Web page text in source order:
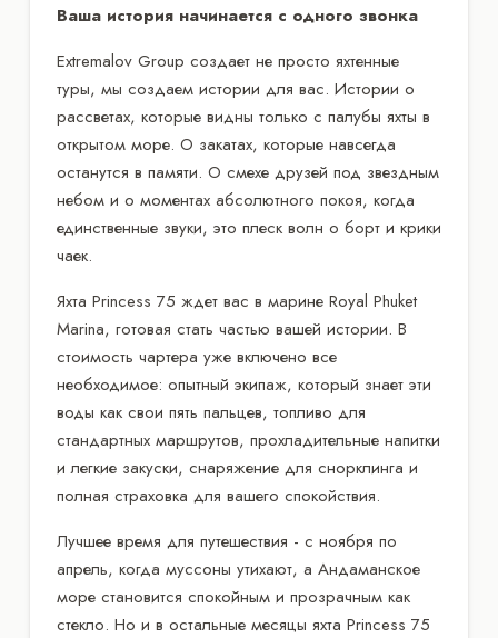
Ваша история начинается с одного звонка
Extremalov Group создает не просто яхтенные
туры, мы создаем истории для вас. Истории о
рассветах, которые видны только с палубы яхты в
открытом море. О закатах, которые навсегда
останутся в памяти. О смехе друзей под звездным
небом и о моментах абсолютного покоя, когда
единственные звуки, это плеск волн о борт и крики
чаек.
Яхта Princess 75 ждет вас в марине Royal Phuket
Marina, готовая стать частью вашей истории. В
стоимость чартера уже включено все
необходимое: опытный экипаж, который знает эти
воды как свои пять пальцев, топливо для
стандартных маршрутов, прохладительные напитки
и легкие закуски, снаряжение для снорклинга и
полная страховка для вашего спокойствия.
Лучшее время для путешествия - с ноября по
апрель, когда муссоны утихают, а Андаманское
море становится спокойным и прозрачным как
стекло. Но и в остальные месяцы яхта Princess 75